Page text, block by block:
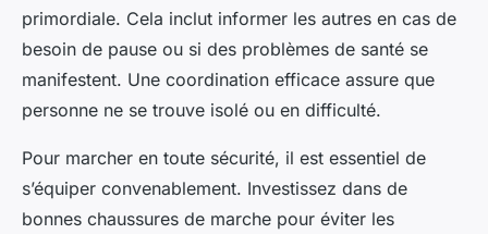
primordiale. Cela inclut informer les autres en cas de
besoin de pause ou si des problèmes de santé se
manifestent. Une coordination efficace assure que
personne ne se trouve isolé ou en difficulté.
Pour marcher en toute sécurité, il est essentiel de
s’équiper convenablement. Investissez dans de
bonnes chaussures de marche pour éviter les